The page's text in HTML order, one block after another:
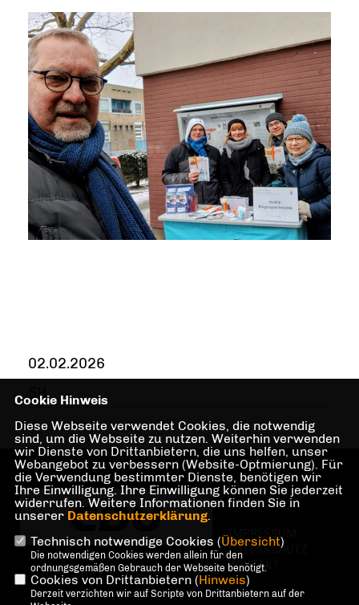
02.02.2026
SH
IMPRESSUM
DATENSCHUTZ
KONTAKT
Cookie Hinweis
Diese Webseite verwendet Cookies, die notwendig
sind, um die Webseite zu nutzen. Weiterhin verwenden
wir Dienste von Drittanbietern, die uns helfen, unser
Webangebot zu verbessern (Website-Optmierung). Für
die Verwendung bestimmter Dienste, benötigen wir
Ihre Einwilligung. Ihre Einwilligung können Sie jederzeit
widerrufen. Weitere Informationen finden Sie in
unserer Datenschutzerklärung.
Technisch notwendige Cookies (Übersicht)
Die notwendigen Cookies werden allein für den
ordnungsgemäßen Gebrauch der Webseite benötigt.
Cookies von Drittanbietern (Hinweis)
Derzeit verzichten wir auf Scripte von Drittanbietern auf der